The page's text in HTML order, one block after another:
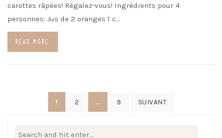
carottes râpées! Régalez-vous! Ingrédients pour 4
personnes: Jus de 2 oranges 1 c…
READ MORE
articles
1 2 … 9 SUIVANT
Search